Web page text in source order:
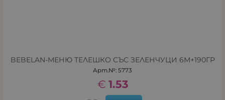
BEBELAN-МЕНЮ ТЕЛЕШКО СЪС ЗЕЛЕНЧУЦИ 6М+190ГР
Арт.№: 5773
1.53
€